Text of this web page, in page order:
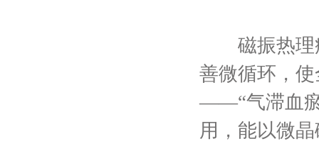
磁振热理疗
善微循环，
——“气滞血
用，能以微